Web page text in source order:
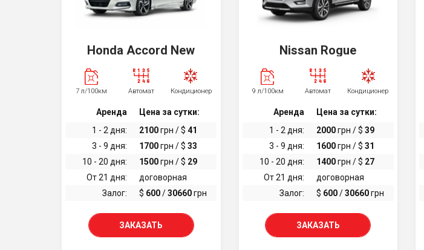
Honda Accord New
7 л/100км Автомат Кондиционер
Аренда
Цена за сутки:
1 - 2 дня:
2100грн / $ 41
3 - 9 дня:
1700грн / $ 33
10 - 20 дня:
1500грн / $ 29
От 21 дня:
договорная
Залог:
$ 600/30660грн
ЗАКАЗАТЬ
Nissan Rogue
9 л/100км Автомат Кондиционер
Аренда
Цена за сутки:
1 - 2 дня:
2000грн / $ 39
3 - 9 дня:
1600грн / $ 31
10 - 20 дня:
1400грн / $ 27
От 21 дня:
договорная
Залог:
$ 600/30660грн
ЗАКАЗАТЬ